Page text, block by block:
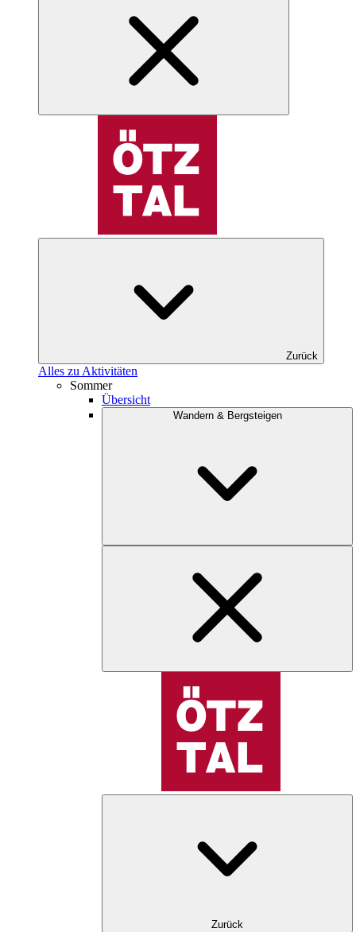
Zurück
Alles zu Aktivitäten
Sommer
Übersicht
Wandern & Bergsteigen
Zurück